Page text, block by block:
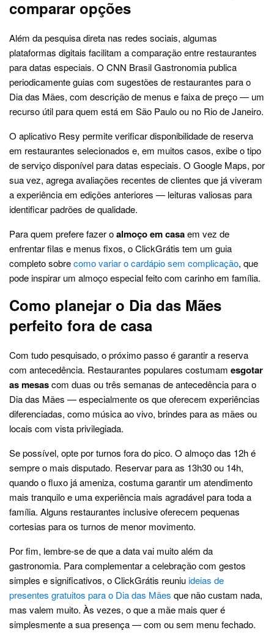
comparar opções
Além da pesquisa direta nas redes sociais, algumas
plataformas digitais facilitam a comparação entre restaurantes
para datas especiais. O CNN Brasil Gastronomia publica
periodicamente guias com sugestões de restaurantes para o
Dia das Mães, com descrição de menus e faixa de preço — um
recurso útil para quem está em São Paulo ou no Rio de Janeiro.
O aplicativo Resy permite verificar disponibilidade de reserva
em restaurantes selecionados e, em muitos casos, exibe o tipo
de serviço disponível para datas especiais. O Google Maps, por
sua vez, agrega avaliações recentes de clientes que já viveram
a experiência em edições anteriores — leituras valiosas para
identificar padrões de qualidade.
Para quem prefere fazer oalmoço em casaem vez de
enfrentar filas e menus fixos, o ClickGrátis tem um guia
completo sobrecomo variar o cardápio sem complicação, que
pode inspirar um almoço especial feito com carinho em família.
Como planejar o Dia das Mães
perfeito fora de casa
Com tudo pesquisado, o próximo passo é garantir a reserva
com antecedência. Restaurantes populares costumam esgotar
as mesascom duas ou três semanas de antecedência para o
Dia das Mães — especialmente os que oferecem experiências
diferenciadas, como música ao vivo, brindes para as mães ou
locais com vista privilegiada.
Se possível, opte por turnos fora do pico. O almoço das 12h é
sempre o mais disputado. Reservar para as 13h30 ou 14h,
quando o fluxo já ameniza, costuma garantir um atendimento
mais tranquilo e uma experiência mais agradável para toda a
família. Alguns restaurantes inclusive oferecem pequenas
cortesias para os turnos de menor movimento.
Por fim, lembre-se de que a data vai muito além da
gastronomia. Para complementar a celebração com gestos
simples e significativos, o ClickGrátis reuniuideias de
presentes gratuitos para o Dia das Mães que não custam nada,
mas valem muito. Às vezes, o que a mãe mais quer é
simplesmente a sua presença — com ou sem menu fechado.